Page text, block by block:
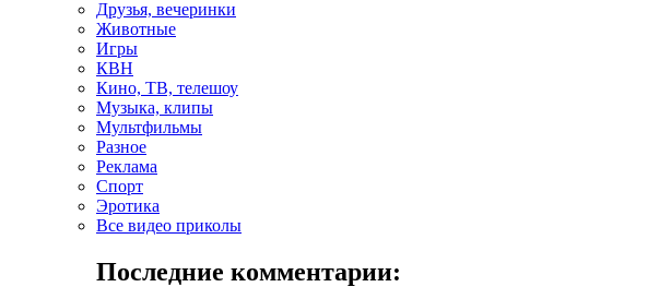
Друзья, вечеринки
Животные
Игры
КВН
Кино, ТВ, телешоу
Музыка, клипы
Мультфильмы
Разное
Реклама
Спорт
Эротика
Все видео приколы
Последние комментарии: